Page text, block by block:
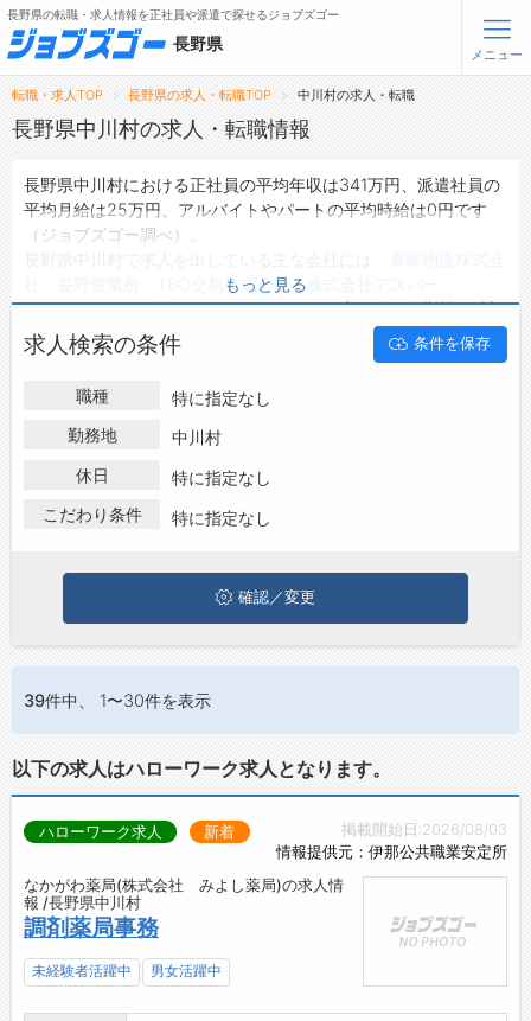
無料会員登録
メニュー
トップ
タップで簡単に求人を探す
【初めての方へ】
長野県の求人検索で選ばれる理由
転職支援サービス
お問い合わせ
よくあるご質問
長野県の転職・求人情報を正社員や派遣で探せるジョブズゴー
長野県
メニュー
転職・求人TOP 長野県の求人・転職TOP 中川村の求人・転職
長野県中川村の求人・転職情報
長野県中川村における正社員の平均年収は341万円、派遣社員の
平均月給は25万円、アルバイトやパートの平均時給は0円です
（ジョブズゴー調べ）。
TBO交易株式会社・
ク 長野オフィスなどがあり、未経験や短期等ご希望
の条件で絞り込みができます。
長野県中川村の地域密着型の求人サイトであるジョブズゴーでは
長野県中川村の求人情報を28件取り扱っており、そのうち
員の求人は15件、 派遣社員の求人
は0件です。
第二新卒から50代・60代以上の方の再就職も可能です。 長野県
中川村で求人・転職情報を探している方は、ぜひ興味のある職種
に応募してみてくださいね。
もっと見る
求人検索の条件 条件を保存
職種
特に指定なし
勤務地
中川村
休日
特に指定なし
こだわり条件
特に指定なし
確認／変更
39件中、 1〜30件を表示
以下の求人はハローワーク求人となります。
掲載開始日:2026/08/03
情報提供元：伊那公共職業安定所
ハローワーク求人 新着
なかがわ薬局(株式会社 みよし薬局)の求人情
報 /長野県中川村
調剤薬局事務
未経験者活躍中 男女活躍中